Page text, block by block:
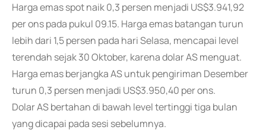
Harga emas spot naik 0,3 persen menjadi US$3.941,92
per ons pada pukul 09.15. Harga emas batangan turun
lebih dari 1,5 persen pada hari Selasa, mencapai level
terendah sejak 30 Oktober, karena dolar AS menguat.
Harga emas berjangka AS untuk pengiriman Desember
turun 0,3 persen menjadi US$3.950,40 per ons.
Dolar AS bertahan di bawah level tertinggi tiga bulan
yang dicapai pada sesi sebelumnya.